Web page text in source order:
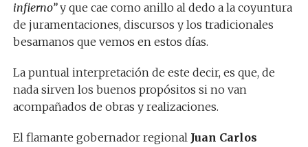
infierno”y que cae como anillo al dedo a la coyuntura
de juramentaciones, discursos y los tradicionales
besamanos que vemos en estos días.
La puntual interpretación de este decir, es que, de
nada sirven los buenos propósitos si no van
acompañados de obras y realizaciones.
El flamante gobernador regional Juan Carlos